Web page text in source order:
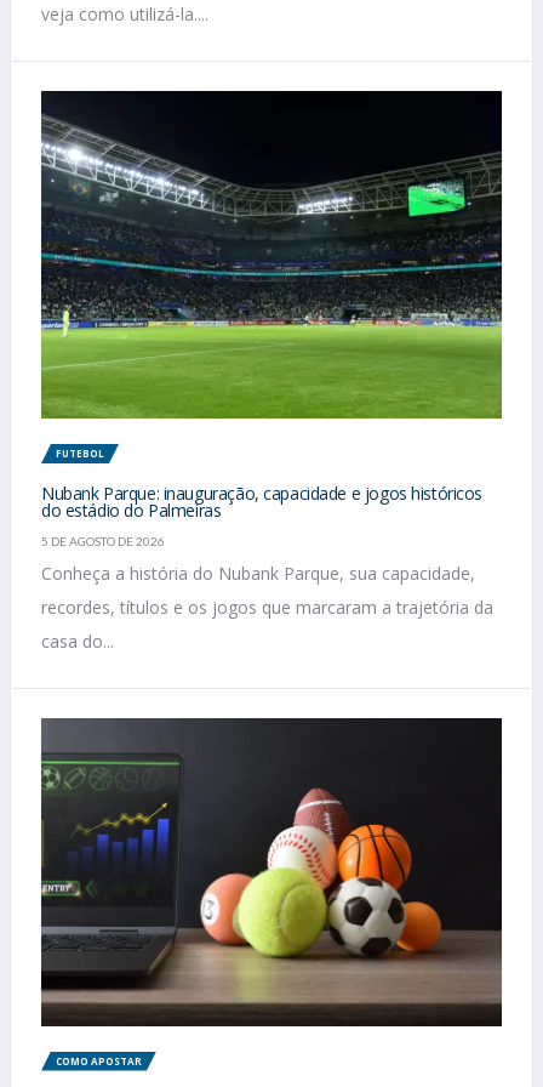
veja como utilizá-la....
FUTEBOL
Nubank Parque: inauguração, capacidade e jogos históricos
do estádio do Palmeiras
5 DE AGOSTO DE 2026
Conheça a história do Nubank Parque, sua capacidade,
recordes, títulos e os jogos que marcaram a trajetória da
casa do...
COMO APOSTAR